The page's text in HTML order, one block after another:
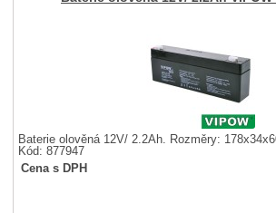
Baterie olověná 12V/ 2.2Ah. Rozměry:
Kód: 877947
Cena s DPH